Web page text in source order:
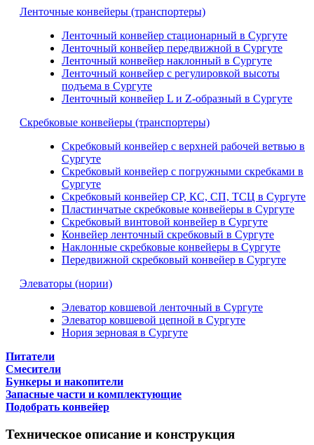
Ленточные конвейеры (транспортеры)
Ленточный конвейер стационарный в Сургуте
Ленточный конвейер передвижной в Сургуте
Ленточный конвейер наклонный в Сургуте
Ленточный конвейер с регулировкой высоты
подъема в Сургуте
Ленточный конвейер L и Z-образный в Сургуте
Скребковые конвейеры (транспортеры)
Скребковый конвейер с верхней рабочей ветвью в
Сургуте
Скребковый конвейер с погружными скребками в
Сургуте
Скребковый конвейер СР, КС, СП, ТСЦ в Сургуте
Пластинчатые скребковые конвейеры в Сургуте
Скребковый винтовой конвейер в Сургуте
Конвейер ленточный скребковый в Сургуте
Наклонные скребковые конвейеры в Сургуте
Передвижной скребковый конвейер в Сургуте
Элеваторы (нории)
Элеватор ковшевой ленточный в Сургуте
Элеватор ковшевой цепной в Сургуте
Нория зерновая в Сургуте
Питатели
Смесители
Бункеры и накопители
Запасные части и комплектующие
Подобрать конвейер
Техническое описание и конструкция